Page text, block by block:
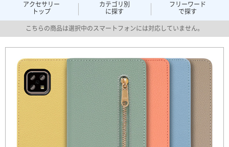
アクセサリー
トップ
カテゴリ別
に探す
フリーワード
で探す
こちらの商品は選択中のスマートフォンには対応していません。